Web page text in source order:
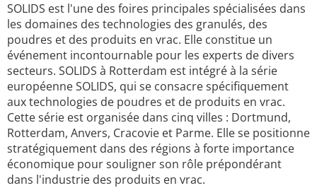
SOLIDS est l'une des foires principales spécialisées dans
les domaines des technologies des granulés, des
poudres et des produits en vrac. Elle constitue un
événement incontournable pour les experts de divers
secteurs. SOLIDS à Rotterdam est intégré à la série
européenne SOLIDS, qui se consacre spécifiquement
aux technologies de poudres et de produits en vrac.
Cette série est organisée dans cinq villes : Dortmund,
Rotterdam, Anvers, Cracovie et Parme. Elle se positionne
stratégiquement dans des régions à forte importance
économique pour souligner son rôle prépondérant
dans l'industrie des produits en vrac.